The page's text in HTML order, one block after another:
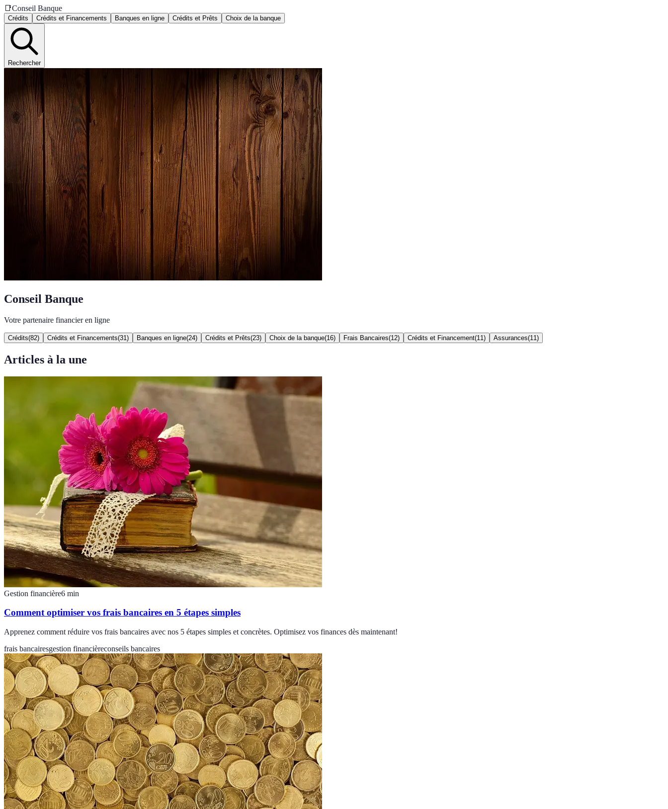
📑Conseil Banque
Crédits Crédits et Financements Banques en ligne Crédits et Prêts Choix de la banque
Rechercher
Conseil Banque
Votre partenaire financier en ligne
Crédits(82) Crédits et Financements(31 ) Banques en ligne(24) Crédits et Prêts(23) Choix de la banque(16) Frais Bancaires(12) Crédits et Financement(11 ) Assurances(11 )
Articles à la une
Gestion financière6 min
Comment optimiser vos frais bancaires en 5 étapes simples
Apprenez comment réduire vos frais bancaires avec nos 5 étapes simples et concrètes. Optimisez vos finances dès maintenant!
frais bancairesgestion financièreconseils bancaires